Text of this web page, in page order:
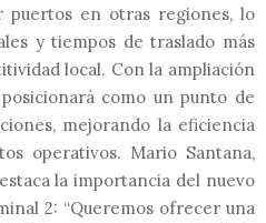
puertos en otras regiones, lo
y tiempos de traslado más
local. Con la ampliación
como un punto de
mejorando la eficiencia
operativos. Mario Santana,
la importancia del nuevo
2: “Queremos ofrecer una